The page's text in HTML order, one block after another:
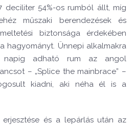
deciliter 54%-os rumból állt, míg
műszaki berendezések és
biztonsága érdekében
hagyományt. Ünnepi alkalmakra
adható rum az angol
– „Splice the mainbrace” –
kiadni, aki néha él is a
és a lepárlás után az